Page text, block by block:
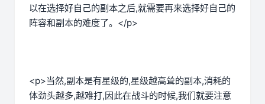
以在选择好自己的副本之后,就需要再来选择好自己的
阵容和副本的难度了。</p>
<p>当然,副本是有星级的,星级越高耸的副本,消耗的
体劲头越多,越难打,因此在战斗的时候,我们就要注意